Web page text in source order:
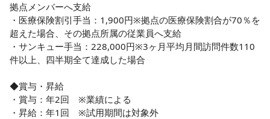
拠点メンバーへ支給
・医療保険割引手当：1,900円※拠点の医療保険割合が70％を
超えた場合、その拠点所属の従業員へ支給
・サンキュー手当：228,000円※3ヶ月平均月間訪問件数110
件以上、四半期全て達成した場合
◆賞与・昇給
・賞与：年2回　※業績による
・昇給：年1回　※試用期間は対象外